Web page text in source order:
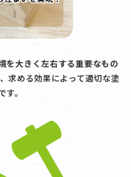
を大きく左右する重要なもの
求める効果によって適切な塗
。